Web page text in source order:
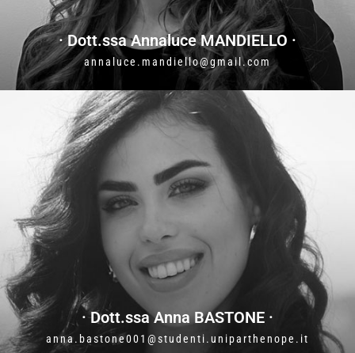
· Dott.ssa Annaluce MANDIELLO ·
annaluce.mandiello@gmail.com
· Dott.ssa Anna BASTONE ·
anna.bastone001@studenti.uniparthenope.it